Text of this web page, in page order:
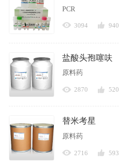
PCR
3094 940
盐酸头孢噻呋
原料药
2870 520
替米考星
原料药
2716 593